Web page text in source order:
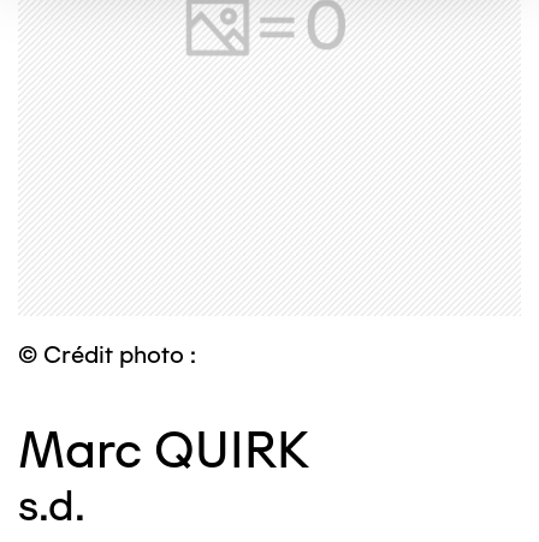
© Crédit photo :
Marc QUIRK
s.d.